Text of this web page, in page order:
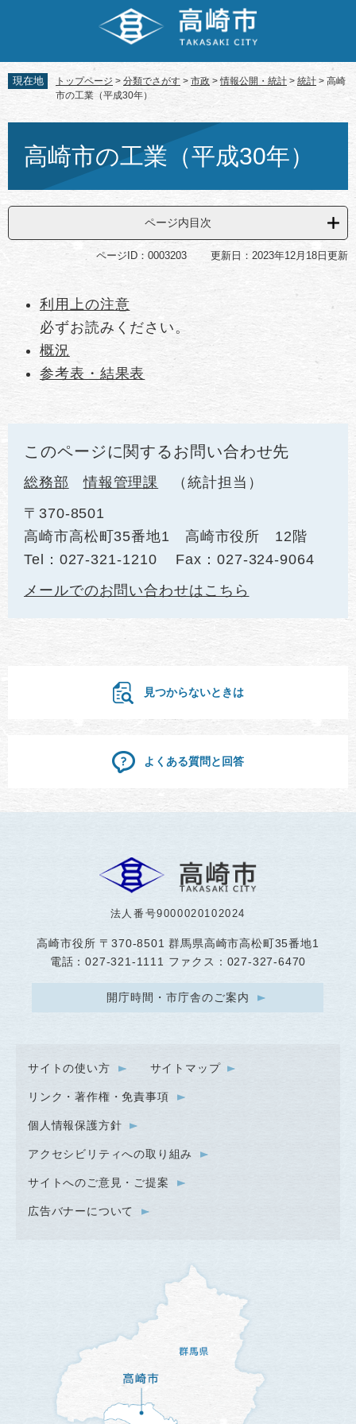
先
頭
す。
を
飛
し
へ
現在地 トップページ > 分類でさがす > 市政 >情報公開・統計 > 統計 > 高崎
市の工業（平成30年）
高崎市の工業（平成30年）
ページ内目次
ページID：0003203 更新日：2023年12月18日更新
利用上の注意
必ずお読みください。
概況
参考表・結果表
このページに関するお問い合わせ先
総務部 情報管理課
統計担当
〒370-8501
高崎市高松町35番地1 高崎市役所 12階
Tel：027-321-1210
Fax：027-324-9064
メールでのお問い合わせはこちら
見つからないときは
よくある質問と回答
法人番号9000020102024
高崎市役所 〒370-8501 群馬県高崎市高松町35番地1
電話：027-321-1111 ファクス：027-327-6470
開庁時間・市庁舎のご案内
サイトの使い方 サイトマップ
リンク・著作権・免責事項
個人情報保護方針
アクセシビリティへの取り組み
サイトへのご意見・ご提案
広告バナーについて